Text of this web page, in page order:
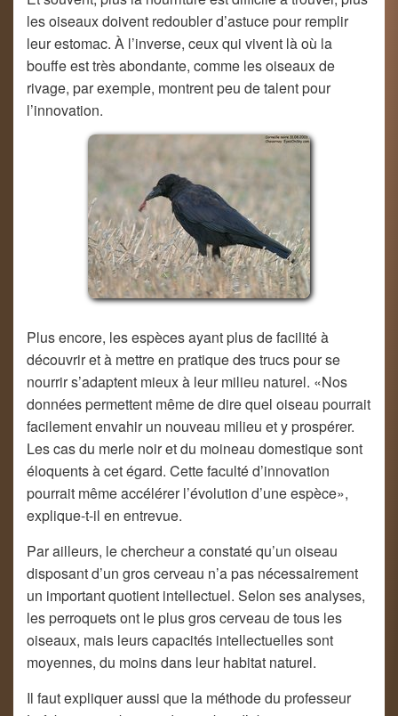
les oiseaux doivent redoubler d’astuce pour remplir
leur estomac. À l’inverse, ceux qui vivent là où la
bouffe est très abondante, comme les oiseaux de
rivage, par exemple, montrent peu de talent pour
l’innovation.
Plus encore, les espèces ayant plus de facilité à
découvrir et à mettre en pratique des trucs pour se
nourrir s’adaptent mieux à leur milieu naturel. «Nos
données permettent même de dire quel oiseau pourrait
facilement envahir un nouveau milieu et y prospérer.
Les cas du merle noir et du moineau domestique sont
éloquents à cet égard. Cette faculté d’innovation
pourrait même accélérer l’évolution d’une espèce»,
explique-t-il en entrevue.
Par ailleurs, le chercheur a constaté qu’un oiseau
disposant d’un gros cerveau n’a pas nécessairement
un important quotient intellectuel. Selon ses analyses,
les perroquets ont le plus gros cerveau de tous les
oiseaux, mais leurs capacités intellectuelles sont
moyennes, du moins dans leur habitat naturel.
Il faut expliquer aussi que la méthode du professeur